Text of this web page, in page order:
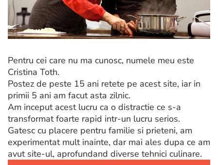
Pentru cei care nu ma cunosc, numele meu este
Cristina Toth.
Postez de peste 15 ani retete pe acest site, iar in
primii 5 ani am facut asta zilnic.
Am inceput acest lucru ca o distractie ce s-a
transformat foarte rapid intr-un lucru serios.
Gatesc cu placere pentru familie si prieteni, am
experimentat mult inainte, dar mai ales dupa ce am
avut site-ul, aprofundand diverse tehnici culinare.